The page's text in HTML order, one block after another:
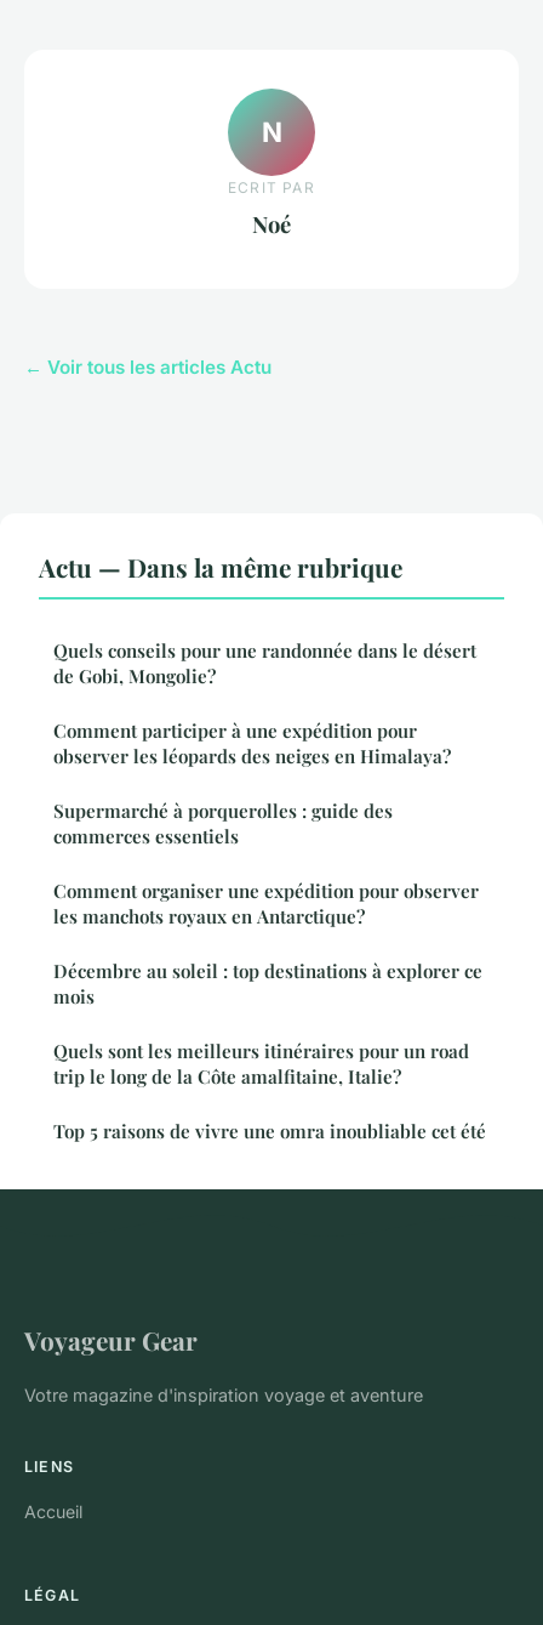
N
ECRIT PAR
Noé
← Voir tous les articles Actu
Actu — Dans la même rubrique
Quels conseils pour une randonnée dans le désert
de Gobi, Mongolie?
Comment participer à une expédition pour
observer les léopards des neiges en Himalaya?
Supermarché à porquerolles : guide des
commerces essentiels
Comment organiser une expédition pour observer
les manchots royaux en Antarctique?
Décembre au soleil : top destinations à explorer ce
mois
Quels sont les meilleurs itinéraires pour un road
trip le long de la Côte amalfitaine, Italie?
Top 5 raisons de vivre une omra inoubliable cet été
Voyageur Gear
Votre magazine d'inspiration voyage et aventure
LIENS
Accueil
LÉGAL